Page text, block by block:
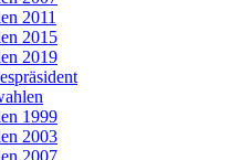
2011
2015
2019
1999
2003